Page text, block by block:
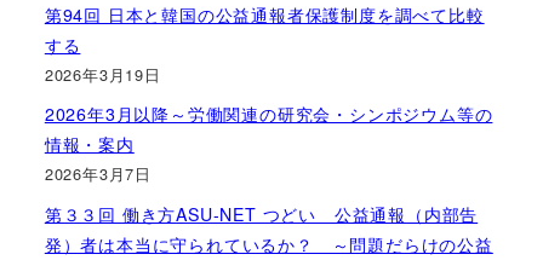
第94回 日本と韓国の公益通報者保護制度を調べて比較
する
2026年3月19日
2026年3月以降～労働関連の研究会・シンポジウム等の
情報・案内
2026年3月7日
第３３回 働き方ASU-NET つどい 公益通報（内部告
発）者は本当に守られているか？ ～問題だらけの公益